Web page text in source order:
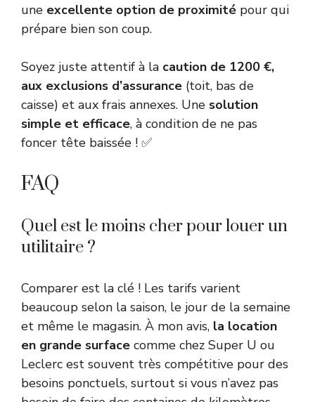
une excellente option de proximité pour qui
prépare bien son coup.
Soyez juste attentif à la caution de 1200 €,
aux exclusions d’assurance (toit, bas de
caisse) et aux frais annexes. Une solution
simple et efficace, à condition de ne pas
foncer tête baissée ! ✅
FAQ
Quel est le moins cher pour louer un
utilitaire ?
Comparer est la clé ! Les tarifs varient
beaucoup selon la saison, le jour de la semaine
et même le magasin. À mon avis, la location
en grande surface comme chez Super U ou
Leclerc est souvent très compétitive pour des
besoins ponctuels, surtout si vous n’avez pas